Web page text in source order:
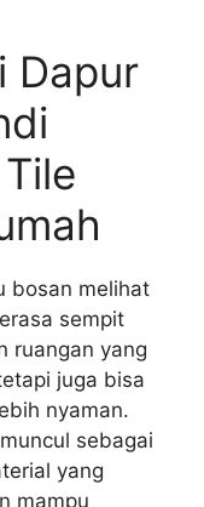
Dapur
bosan melihat
sempit
ruangan yang
juga bisa
nyaman.
sebagai
yang
mampu